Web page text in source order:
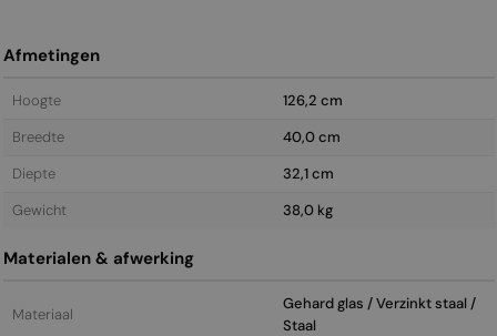
Afmetingen
Hoogte
126,2 cm
Breedte
40,0 cm
Diepte
32,1 cm
Gewicht
38,0 kg
Materialen & afwerking
Materiaal
Gehard glas / Verzinkt staal /
Staal